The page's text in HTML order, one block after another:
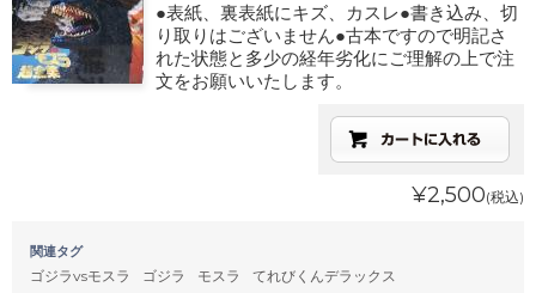
ログイン
●表紙、裏表紙にキズ、カスレ●書き込み、切
り取りはございません●古本ですので明記さ
れた状態と多少の経年劣化にご理解の上で注
文をお願いいたします。
¥2,500(税込)
関連タグ
ゴジラvsモスラ ゴジラ モスラ てれびくんデラックス